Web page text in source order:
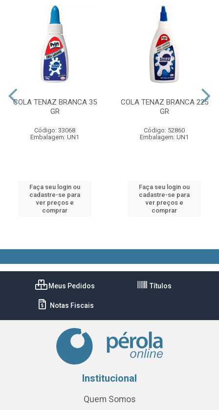
COLA TENAZ BRANCA 35
GR
Código: 33068
Embalagem: UN1
Faça seu login ou
cadastre-se para
ver preços e
comprar
COLA TENAZ BRANCA 225
GR
Código: 52860
Embalagem: UN1
Faça seu login ou
cadastre-se para
ver preços e
comprar
Meus Pedidos Títulos
Notas Fiscais
Institucional
Quem Somos